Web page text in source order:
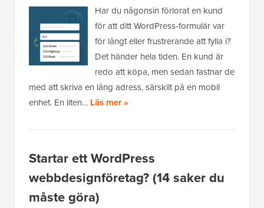
Har du någonsin förlorat en kund
för att ditt WordPress-formulär var
för långt eller frustrerande att fylla i?
Det händer hela tiden. En kund är
redo att köpa, men sedan fastnar de
med att skriva en lång adress, särskilt på en mobil
enhet. En liten… Läs mer »
Startar ett WordPress
webbdesignföretag? (14 saker du
måste göra)